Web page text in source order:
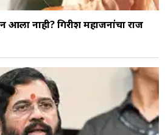
नाही? गिरीश महाजनांचा राज